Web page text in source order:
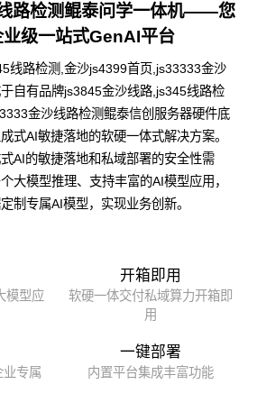
路检测鲲泰问学一体机——您
业级一站式GenAI平台
线路检测,金沙js4399首页,js33333金沙
自有品牌js3845金沙线路,js345线路检
金沙线路检测鲲泰信创服务器硬件底
式AI敏捷落地的软硬一体式解决方案。
AI的敏捷落地和私域部署的安全性需
大模型推理、支持丰富的AI模型应用，
制专属AI模型，实现业务创新。
模型应
开箱即用
软硬一体交付私域算力开箱即
用
业专属
一键部署
内置平台集成丰富功能